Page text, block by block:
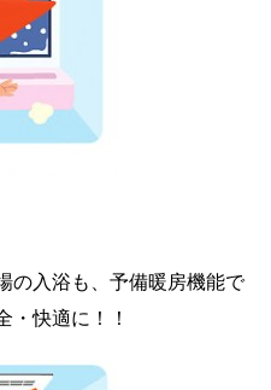
の入浴も、予備暖房機能で
・快適に！！